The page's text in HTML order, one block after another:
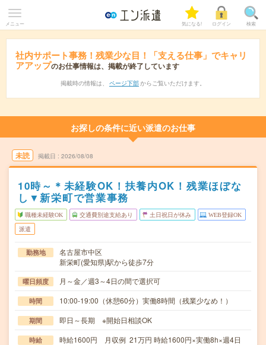
メニュー 気になる! ログイン 検索
社内サポート事務！残業少な目！「支える仕事」でキャリ
アアップのお仕事情報は、掲載が終了しています
掲載時の情報は、 ページ下部 からご覧いただけます。
お探しの条件に近い派遣のお仕事
未読 掲載日 2026/08/08
10時～＊未経験OK！扶養内OK！残業ほぼな
し▼新栄町で営業事務
職種未経験OK 交通費別途支給あり 土日祝日が休み WEB登録OK
派遣
勤務地
名古屋市中区
新栄町(愛知県)駅から徒歩7分
曜日頻度 月～金／週3～4日の間で選択可
時間 10:00-19:00（休憩60分）実働8時間（残業少なめ！）
期間 即日～長期 ※開始日相談OK
時給
時給1600円 月収例 21万円 時給1600円×実働8h×週4日